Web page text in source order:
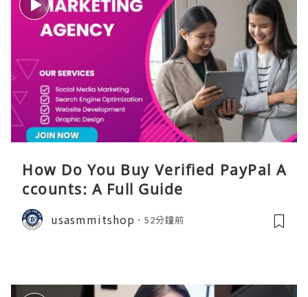
How Do You Buy Verified PayPal A
ccounts: A Full Guide
usasmmitshop 52分鐘前